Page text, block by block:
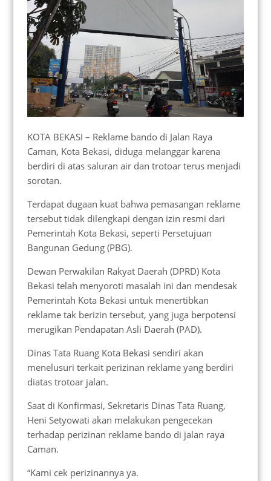
KOTA BEKASI – Reklame bando di Jalan Raya
Caman, Kota Bekasi, diduga melanggar karena
berdiri di atas saluran air dan trotoar terus menjadi
sorotan.
Terdapat dugaan kuat bahwa pemasangan reklame
tersebut tidak dilengkapi dengan izin resmi dari
Pemerintah Kota Bekasi, seperti Persetujuan
Bangunan Gedung (PBG).
Dewan Perwakilan Rakyat Daerah (DPRD) Kota
Bekasi telah menyoroti masalah ini dan mendesak
Pemerintah Kota Bekasi untuk menertibkan
reklame tak berizin tersebut, yang juga berpotensi
merugikan Pendapatan Asli Daerah (PAD).
Dinas Tata Ruang Kota Bekasi sendiri akan
menelusuri terkait perizinan reklame yang berdiri
diatas trotoar jalan.
Saat di Konfirmasi, Sekretaris Dinas Tata Ruang,
Heni Setyowati akan melakukan pengecekan
terhadap perizinan reklame bando di jalan raya
Caman.
“Kami cek perizinannya ya.